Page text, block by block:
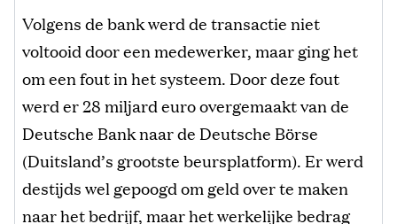
Volgens de bank werd de transactie niet
voltooid door een medewerker, maar ging het
om een fout in het systeem. Door deze fout
werd er 28 miljard euro overgemaakt van de
Deutsche Bank naar de Deutsche Börse
(Duitsland’s grootste beursplatform). Er werd
destijds wel gepoogd om geld over te maken
naar het bedrijf, maar het werkelijke bedrag